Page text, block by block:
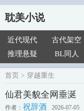
耽美小说
近代现代 古代架空
推理悬疑
BL同人
首页 > 穿越重生
仙君美貌全网垂涎
作者： 祝辞酒
2026-07-05